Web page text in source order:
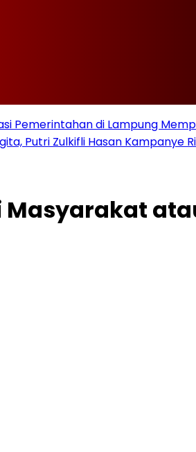
Pemerintahan di Lampung
Putri Zulkifli Hasan Kampanye